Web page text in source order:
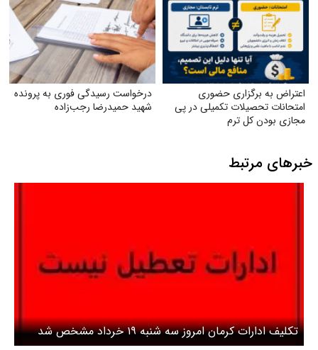
اعتراض به برگزاری حضوری
امتحانات تحصیلات تکمیلی در پی
مجازی بودن کل ترم
درخواست رسیدگی فوری به پرونده
شهید حمیدرضا رجب‌زاده
خبرهای مرتبط
تکلیف ادارات کرمان امروز سه شنبه ۱۹ خرداد مشخص شد